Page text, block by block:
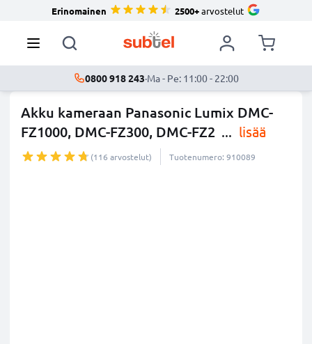
Erinomainen 2500+arvostelut
0800 918 243·Ma - Pe: 11:00 - 22:00
Akku kameraan Panasonic Lumix DMC-
FZ1000, DMC-FZ300, DMC-FZ2 ... lisää
(116 arvostelut) Tuotenumero: 910089